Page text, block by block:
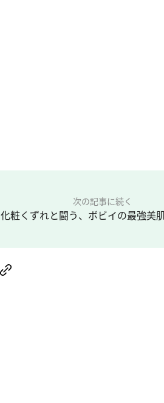
次の記事に続く
化粧くずれと闘う、ボビイの最強美